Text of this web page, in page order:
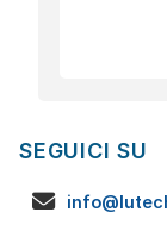
SEGUICI SU